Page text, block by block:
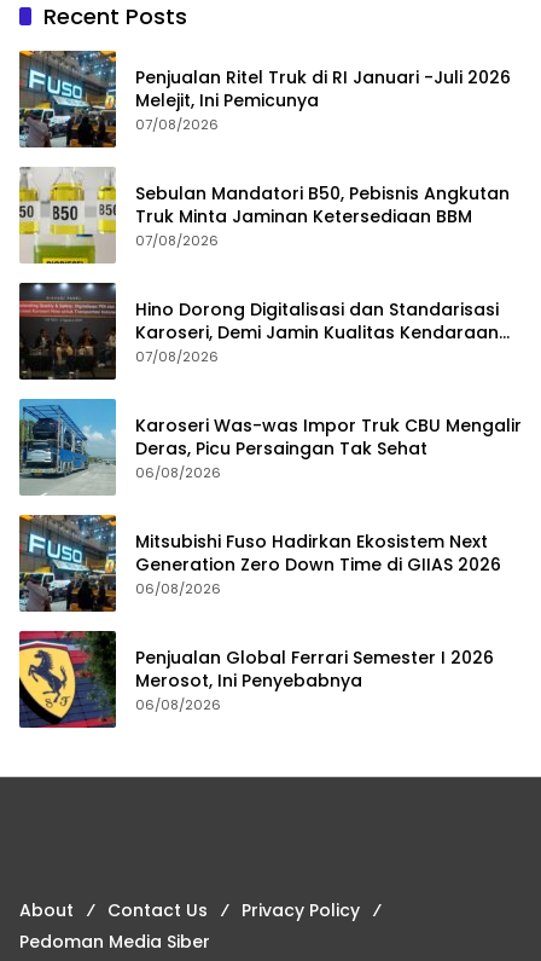
Recent Posts
Penjualan Ritel Truk di RI Januari -Juli 2026
Melejit, Ini Pemicunya
07/08/2026
Sebulan Mandatori B50, Pebisnis Angkutan
Truk Minta Jaminan Ketersediaan BBM
07/08/2026
Hino Dorong Digitalisasi dan Standarisasi
Karoseri, Demi Jamin Kualitas Kendaraan
Pelanggan
07/08/2026
Karoseri Was-was Impor Truk CBU Mengalir
Deras, Picu Persaingan Tak Sehat
06/08/2026
Mitsubishi Fuso Hadirkan Ekosistem Next
Generation Zero Down Time di GIIAS 2026
06/08/2026
Penjualan Global Ferrari Semester I 2026
Merosot, Ini Penyebabnya
06/08/2026
About Contact Us
Privacy Policy
Pedoman Media Siber